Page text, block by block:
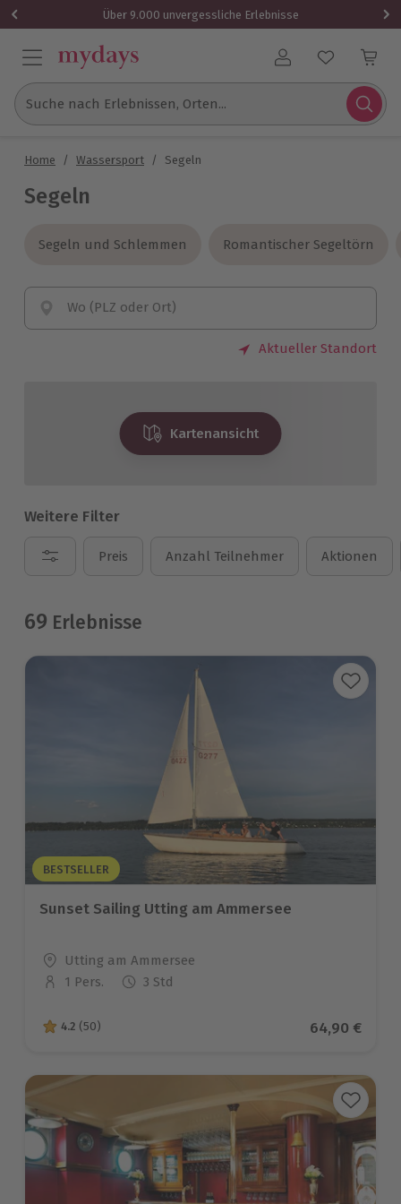
Über 9.000 unvergessliche Erlebnisse
Benutzerkonto
Suche nach Erlebnissen, Orten...
Home / Wassersport / Segeln
Segeln
Segeln und Schlemmen
Segeln und Schlemmen Romantischer Segeltörn
Romantischer Segeltörn
Wo (PLZ oder Ort)
Aktueller Standort
Kartenansicht
Weitere Filter
Preis Anzahl Teilnehmer Aktionen
69 Erlebnisse
BESTSELLER
Sunset Sailing Utting am Ammersee
Standort
Utting am Ammersee
Anzahl der Teilnehmer
1 Pers. 3 Std
4.2 von 5 Sternen basierend auf 50 Bewertungen
4.2 (50) Aktueller
64,90 €